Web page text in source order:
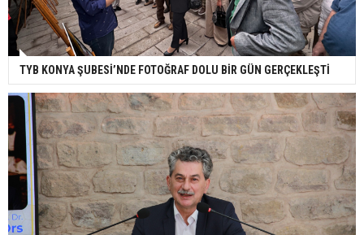
TYB KONYA ŞUBESİ’NDE FOTOĞRAF DOLU BİR GÜN GERÇEKLEŞTİ